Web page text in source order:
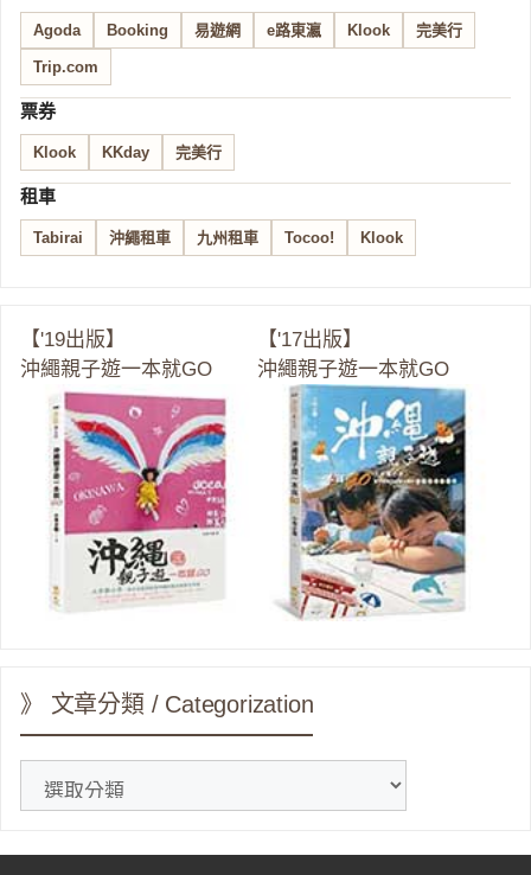
Agoda Booking 易遊網 e路東瀛 Klook 完美行
Trip.com
票券
Klook KKday 完美行
租車
Tabirai 沖繩租車 九州租車 Tocoo! Klook
【'19出版】
沖繩親子遊一本就GO
【'17出版】
沖繩親子遊一本就GO
》 文章分類 / Categorization
分